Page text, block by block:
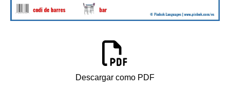
Descargar como PDF